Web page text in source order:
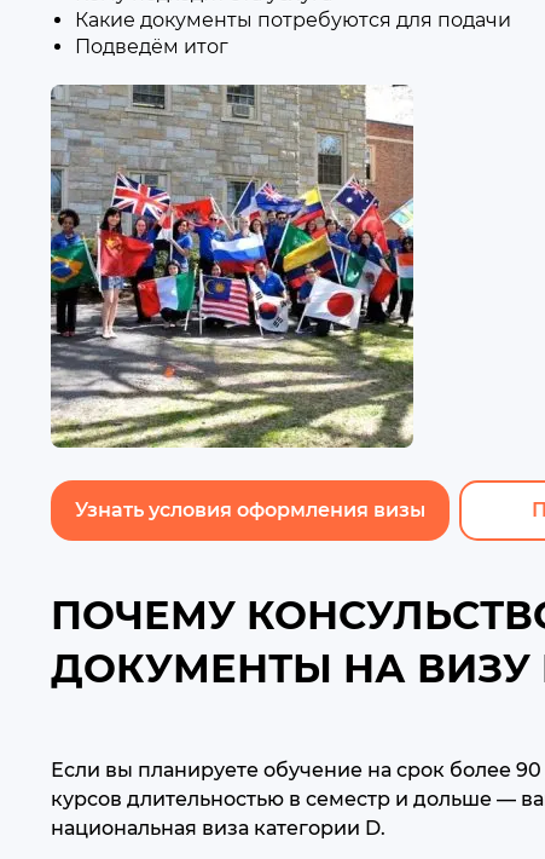
Какие документы потребуются для подачи
Подведём итог
Узнать условия оформления визы
ПОЧЕМУ
ДОКУМЕНТЫ НА ВИЗУ
Если вы планируете обучение на срок более
курсов длительностью в семестр и дольше —
национальная виза категории D.